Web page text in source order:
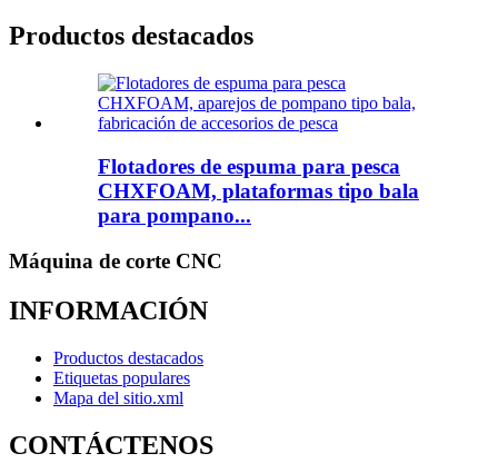
Productos destacados
Flotadores de espuma para pesca
CHXFOAM, plataformas tipo bala
para pompano...
Máquina de corte CNC
INFORMACIÓN
Productos destacados
Etiquetas populares
Mapa del sitio.xml
CONTÁCTENOS